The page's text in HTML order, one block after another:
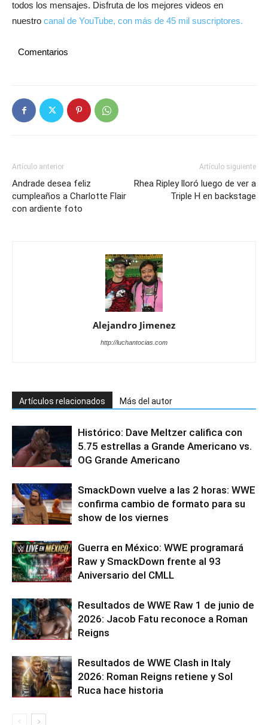
todos los mensajes. Disfruta de los mejores videos en
nuestro canal de YouTube, con más de 45 mil suscriptores.
Comentarios
Artículo anterior
Andrade desea feliz
cumpleaños a Charlotte Flair
con ardiente foto
Artículo siguiente
Rhea Ripley lloró luego de ver a
Triple H en backstage
Alejandro Jimenez
http://luchantocias.com
Artículos relacionados Más del autor
Histórico: Dave Meltzer califica con
5.75 estrellas a Grande Americano vs.
OG Grande Americano
SmackDown vuelve a las 2 horas: WWE
confirma cambio de formato para su
show de los viernes
Guerra en México: WWE programará
Raw y SmackDown frente al 93
Aniversario del CMLL
Resultados de WWE Raw 1 de junio de
2026: Jacob Fatu reconoce a Roman
Reigns
Resultados de WWE Clash in Italy
2026: Roman Reigns retiene y Sol
Ruca hace historia